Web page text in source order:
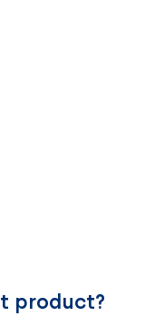
product?